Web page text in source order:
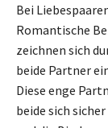
Bei
Romantische
zeichnen sich
beide Partner
Diese enge
beide sich